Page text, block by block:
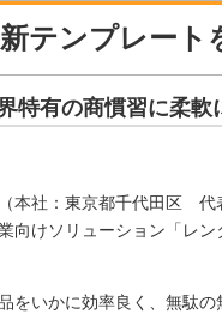
テンプレート
特有の商慣習に柔軟
本社：東京都千代田区 代
向けソリューション「レ
をいかに効率良く、無駄